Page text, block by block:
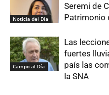
Noticia del Día
Seremi de
Patrimonio
Campo al Día
Las
fuertes
país las
la SNA